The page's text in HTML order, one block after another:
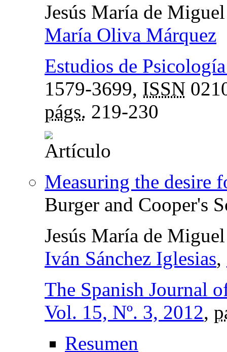
Jesús María de
María Oliva Márquez
Estudios de
1579-3699, ISSN
págs. 219-230
Measuring the desire
Burger and Cooper's
Jesús María de
Iván Sánchez Iglesias,
The Spanish Journal
Vol. 15, Nº. 3, 2012,
Resumen